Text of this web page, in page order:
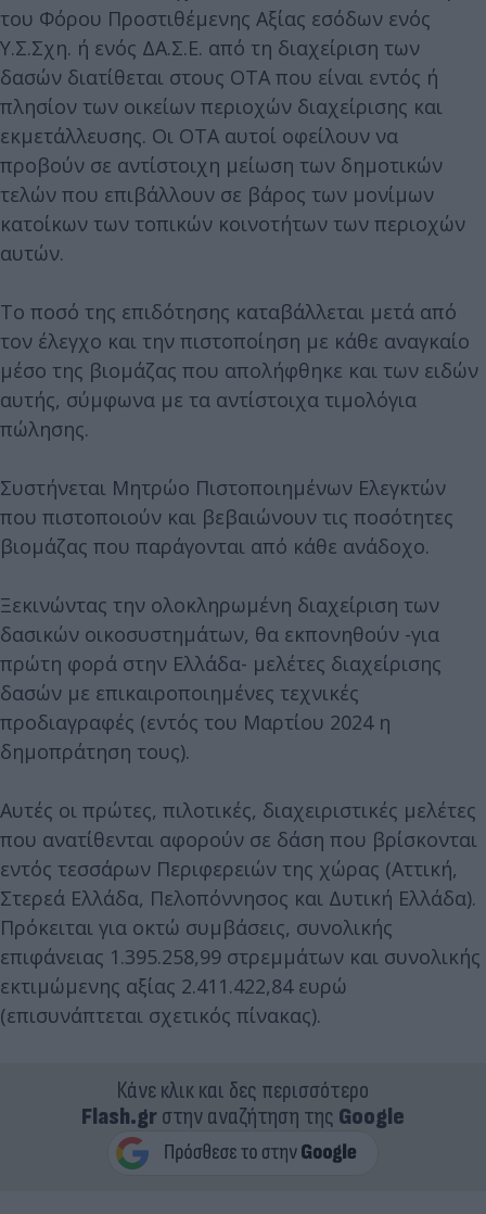
του Φόρου Προστιθέμενης Αξίας εσόδων ενός
Υ.Σ.Σχη. ή ενός ΔΑ.Σ.Ε. από τη διαχείριση των
δασών διατίθεται στους ΟΤΑ που είναι εντός ή
πλησίον των οικείων περιοχών διαχείρισης και
εκμετάλλευσης. Οι ΟΤΑ αυτοί οφείλουν να
προβούν σε αντίστοιχη μείωση των δημοτικών
τελών που επιβάλλουν σε βάρος των μονίμων
κατοίκων των τοπικών κοινοτήτων των περιοχών
αυτών.
Το ποσό της επιδότησης καταβάλλεται μετά από
τον έλεγχο και την πιστοποίηση με κάθε αναγκαίο
μέσο της βιομάζας που απολήφθηκε και των ειδών
αυτής, σύμφωνα με τα αντίστοιχα τιμολόγια
πώλησης.
Συστήνεται Μητρώο Πιστοποιημένων Ελεγκτών
που πιστοποιούν και βεβαιώνουν τις ποσότητες
βιομάζας που παράγονται από κάθε ανάδοχο.
Ξεκινώντας την ολοκληρωμένη διαχείριση των
δασικών οικοσυστημάτων, θα εκπονηθούν -για
πρώτη φορά στην Ελλάδα- μελέτες διαχείρισης
δασών με επικαιροποιημένες τεχνικές
προδιαγραφές (εντός του Μαρτίου 2024 η
δημοπράτηση τους).
Αυτές οι πρώτες, πιλοτικές, διαχειριστικές μελέτες
που ανατίθενται αφορούν σε δάση που βρίσκονται
εντός τεσσάρων Περιφερειών της χώρας (Αττική,
Στερεά Ελλάδα, Πελοπόννησος και Δυτική Ελλάδα).
Πρόκειται για οκτώ συμβάσεις, συνολικής
επιφάνειας 1.395.258,99 στρεμμάτων και συνολικής
εκτιμώμενης αξίας 2.411.422,84 ευρώ
(επισυνάπτεται σχετικός πίνακας).
Κάνε κλικ και δες περισσότερο
Flash.grστην αναζήτηση της Google